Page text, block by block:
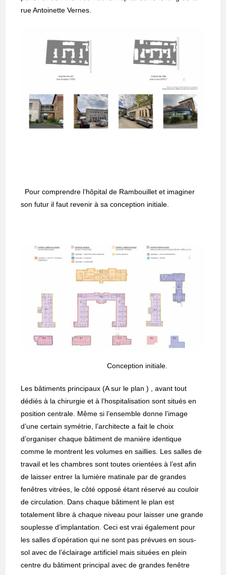
rue Antoinette Vernes.
Pour comprendre l’hôpital de Rambouillet et imaginer
son futur il faut revenir à sa conception initiale.
Conception initiale.
Les bâtiments principaux (A sur le plan ) , avant tout
dédiés à la chirurgie et à l’hospitalisation sont situés en
position centrale. Même si l’ensemble donne l’image
d’une certain symétrie, l’architecte a fait le choix
d’organiser chaque bâtiment de manière identique
comme le montrent les volumes en saillies. Les salles de
travail et les chambres sont toutes orientées à l’est afin
de laisser entrer la lumière matinale par de grandes
fenêtres vitrées, le côté opposé étant réservé au couloir
de circulation. Dans chaque bâtiment le plan est
totalement libre à chaque niveau pour laisser une grande
souplesse d’implantation. Ceci est vrai également pour
les salles d’opération qui ne sont pas prévues en sous-
sol avec de l’éclairage artificiel mais situées en plein
centre du bâtiment principal avec de grandes fenêtre